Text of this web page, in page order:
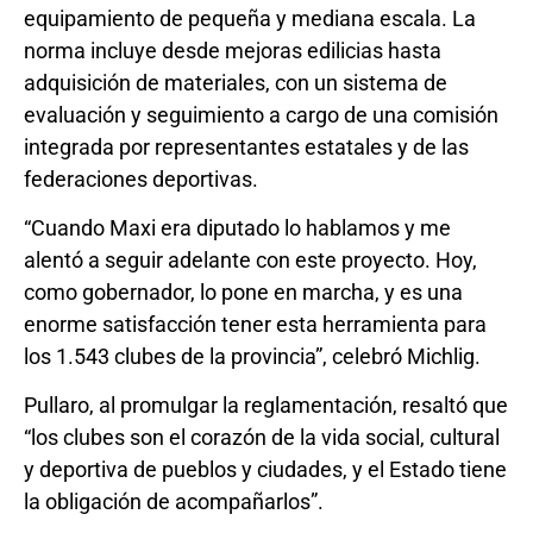
equipamiento de pequeña y mediana escala. La
norma incluye desde mejoras edilicias hasta
adquisición de materiales, con un sistema de
evaluación y seguimiento a cargo de una comisión
integrada por representantes estatales y de las
federaciones deportivas.
“Cuando Maxi era diputado lo hablamos y me
alentó a seguir adelante con este proyecto. Hoy,
como gobernador, lo pone en marcha, y es una
enorme satisfacción tener esta herramienta para
los 1.543 clubes de la provincia”, celebró Michlig.
Pullaro, al promulgar la reglamentación, resaltó que
“los clubes son el corazón de la vida social, cultural
y deportiva de pueblos y ciudades, y el Estado tiene
la obligación de acompañarlos”.